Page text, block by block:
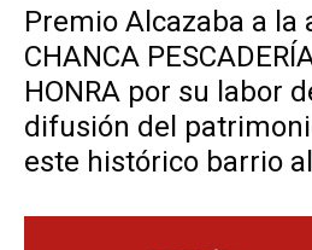
Premio Alcazaba a la
CHANCA
HONRA por su labor
difusión del
este histórico barrio